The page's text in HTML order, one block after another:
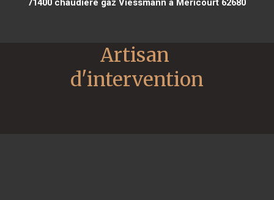
Artisan
d'intervention